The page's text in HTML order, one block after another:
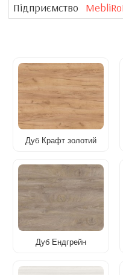
Підприємство
Дуб Крафт золотий
Дуб Ендгрейн